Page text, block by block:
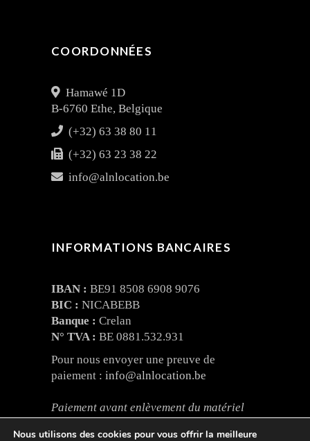
COORDONNÉES
Hamawé 1D
B-6760 Ethe, Belgique
(+32) 63 38 80 11
(+32) 63 23 38 22
info@alnlocation.be
INFORMATIONS BANCAIRES
IBAN : BE91 8508 6908 9076
BIC : NICABEBB
Banque : Crelan
N° TVA : BE 0881.532.931
Pour nous envoyer une preuve de
paiement : info@alnlocation.be
Paiement avant enlèvement du matériel
Nous utilisons des cookies pour vous offrir la meilleure